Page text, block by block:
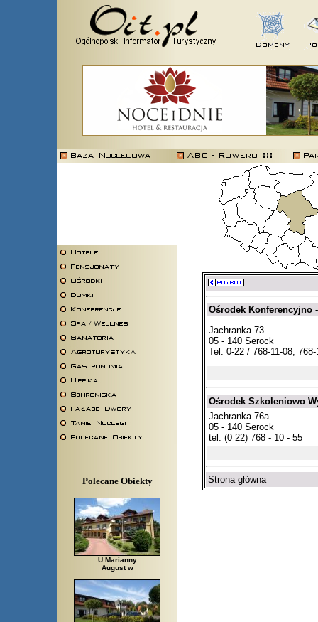
Polecane Obiekty
U Marianny
August w
Ośrodek Konferencyjno
Jachranka 73
05 - 140 Serock
Tel. 0-22 / 768-11-08, 768-
Ośrodek Szkoleniowo
Jachranka 76a
05 - 140 Serock
tel. (0 22) 768 - 10 - 55
Strona główna